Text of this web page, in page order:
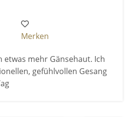
Merken
etwas mehr Gänsehaut. Ich
gefühlvollen Gesang